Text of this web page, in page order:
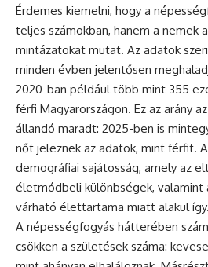
Érdemes kiemelni, hogy a
teljes számokban, hanem a nemek
mintázatokat mutat. Az adatok
minden évben jelentősen
2020-ban például több mint 355
férfi Magyarországon. Ez az arány
állandó maradt: 2025-ben is
nőt jeleznek az adatok, mint férfit.
demográfiai sajátosság, amely az
életmódbeli különbségek, valamint
várható élettartama miatt alakul így.
A népességfogyás hátterében
csökken a születések száma: